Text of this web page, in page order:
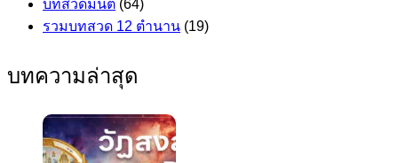
บทสวดมนต์ (64)
รวมบทสวด 12 ตำนาน (19)
บทความล่าสุด